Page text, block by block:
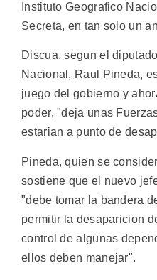
Instituto Geografico
Secreta, en tan solo un
Discua, segun el
Nacional, Raul Pineda,
juego del gobierno y
poder, "deja unas
estarian a punto de
Pineda, quien se
sostiene que el nuevo
"debe tomar la bandera
permitir la desaparicion
control de algunas
ellos deben manejar".